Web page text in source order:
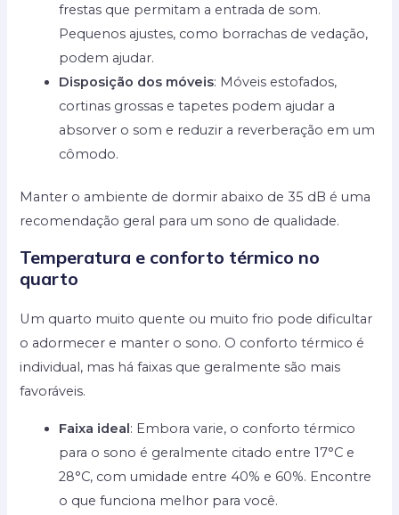
frestas que permitam a entrada de som.
Pequenos ajustes, como borrachas de vedação,
podem ajudar.
Disposição dos móveis: Móveis estofados,
cortinas grossas e tapetes podem ajudar a
absorver o som e reduzir a reverberação em um
cômodo.
Manter o ambiente de dormir abaixo de 35 dB é uma
recomendação geral para um sono de qualidade.
Temperatura e conforto térmico no
quarto
Um quarto muito quente ou muito frio pode dificultar
o adormecer e manter o sono. O conforto térmico é
individual, mas há faixas que geralmente são mais
favoráveis.
Faixa ideal: Embora varie, o conforto térmico
para o sono é geralmente citado entre 17°C e
28°C, com umidade entre 40% e 60%. Encontre
o que funciona melhor para você.